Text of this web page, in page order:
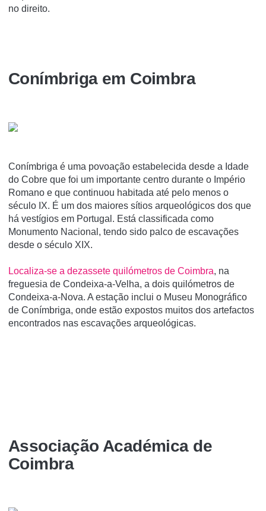
no direito.
Coní­mbriga em Coimbra
Coní­mbriga é uma povoação estabelecida desde a Idade
do Cobre que foi um importante centro durante o Império
Romano e que continuou habitada até pelo menos o
século IX. É um dos maiores sí­tios arqueológicos dos que
há vestí­gios em Portugal. Está classificada como
Monumento Nacional, tendo sido palco de escavações
desde o século XIX.
Localiza-se a dezassete quilómetros de Coimbra, na
freguesia de Condeixa-a-Velha, a dois quilómetros de
Condeixa-a-Nova. A estação inclui o Museu Monográfico
de Coní­mbriga, onde estão expostos muitos dos artefactos
encontrados nas escavações arqueológicas.
Associação Académica de
Coimbra